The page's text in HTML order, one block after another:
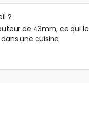
?
de 43mm, ce qui le
une cuisine